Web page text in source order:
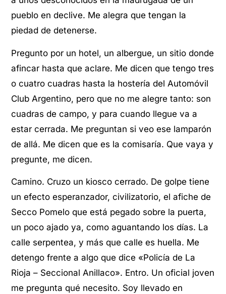
pueblo en declive. Me alegra que tengan la
piedad de detenerse.
Pregunto por un hotel, un albergue, un sitio donde
afincar hasta que aclare. Me dicen que tengo tres
o cuatro cuadras hasta la hostería del Automóvil
Club Argentino, pero que no me alegre tanto: son
cuadras de campo, y para cuando llegue va a
estar cerrada. Me preguntan si veo ese lamparón
de allá. Me dicen que es la comisaría. Que vaya y
pregunte, me dicen.
Camino. Cruzo un kiosco cerrado. De golpe tiene
un efecto esperanzador, civilizatorio, el afiche de
Secco Pomelo que está pegado sobre la puerta,
un poco ajado ya, como aguantando los días. La
calle serpentea, y más que calle es huella. Me
detengo frente a algo que dice «Policía de La
Rioja – Seccional Anillaco». Entro. Un oficial joven
me pregunta qué necesito. Soy llevado en